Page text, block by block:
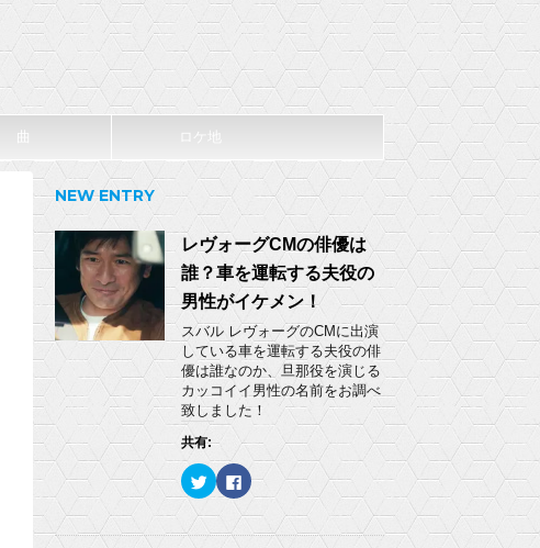
曲 ロケ地
NEW ENTRY
レヴォーグCMの俳優は
誰？車を運転する夫役の
男性がイケメン！
スバル レヴォーグのCMに出演
している車を運転する夫役の俳
優は誰なのか、旦那役を演じる
カッコイイ男性の名前をお調べ
致しました！
共有:
ク
リ
ク
し
F
a
e